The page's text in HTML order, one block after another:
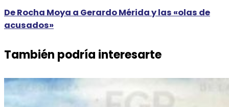
De Rocha Moya a Gerardo Mérida y las «olas de
acusados»
También podría interesarte